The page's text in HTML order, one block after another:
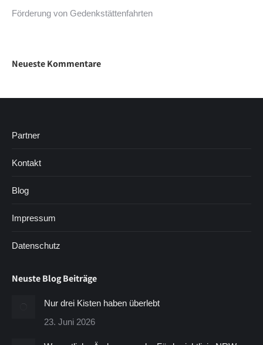
Förderung von Gedenkstättenfahrten
Neueste Kommentare
Partner
Kontakt
Blog
Impressum
Datenschutz
Neuste Blog Beiträge
Nur drei Kisten haben überlebt
23. Juni 2026